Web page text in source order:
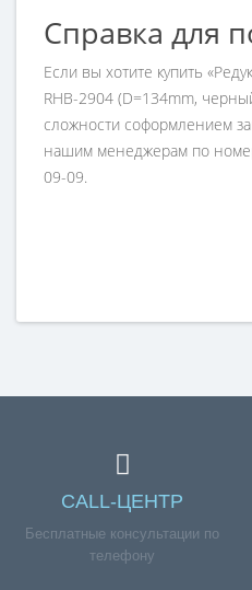
Справка для
Если вы хотите купить
RHB-2904 (D=134mm,
сложности соформлением
нашим менеджерам по
09-09.
CALL-ЦЕНТР
Бесплатные консультации по
телефону